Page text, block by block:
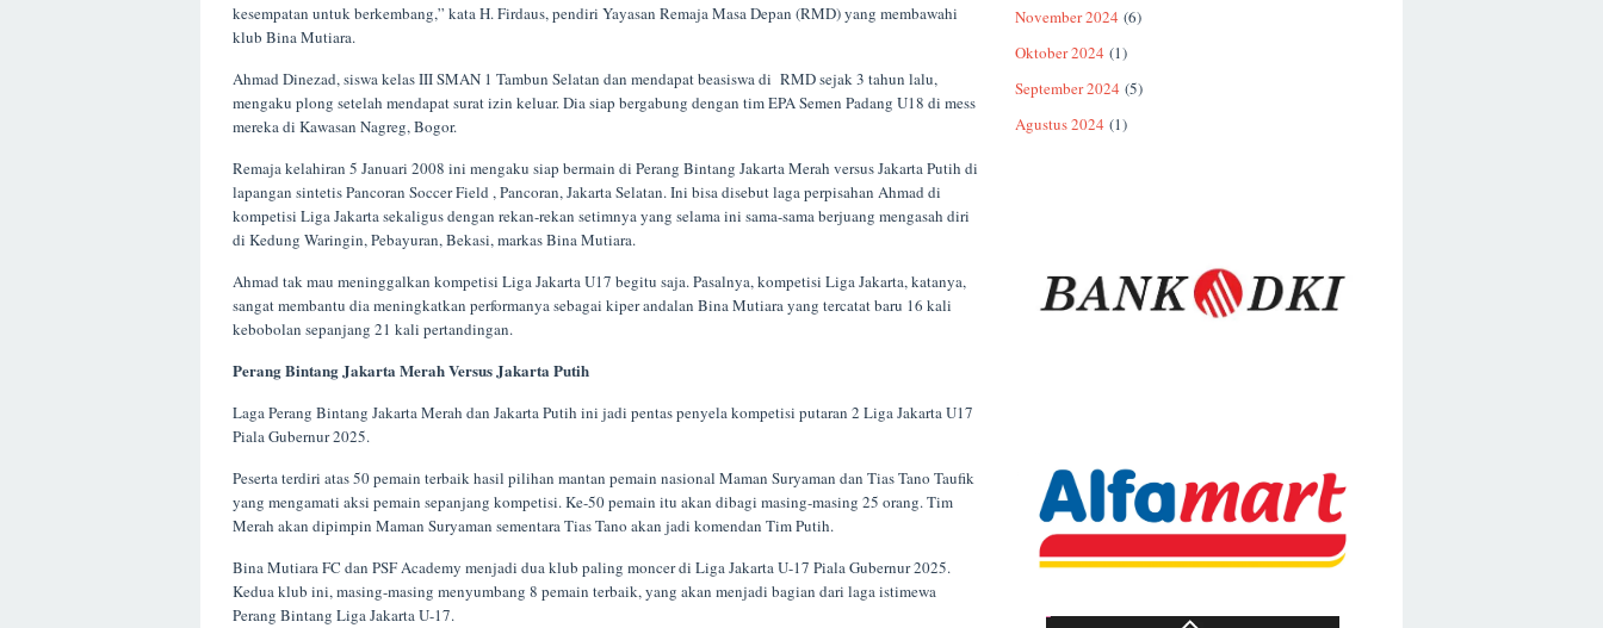
kesempatan untuk berkembang,” kata H. Firdaus, pendiri Yayasan Remaja Masa Depan (RMD) yang membawahi
klub Bina Mutiara.
Ahmad Dinezad, siswa kelas III SMAN 1 Tambun Selatan dan mendapat beasiswa di RMD sejak 3 tahun lalu,
mengaku plong setelah mendapat surat izin keluar. Dia siap bergabung dengan tim EPA Semen Padang U18 di mess
mereka di Kawasan Nagreg, Bogor.
Remaja kelahiran 5 Januari 2008 ini mengaku siap bermain di Perang Bintang Jakarta Merah versus Jakarta Putih di
lapangan sintetis Pancoran Soccer Field , Pancoran, Jakarta Selatan. Ini bisa disebut laga perpisahan Ahmad di
kompetisi Liga Jakarta sekaligus dengan rekan-rekan setimnya yang selama ini sama-sama berjuang mengasah diri
di Kedung Waringin, Pebayuran, Bekasi, markas Bina Mutiara.
Ahmad tak mau meninggalkan kompetisi Liga Jakarta U17 begitu saja. Pasalnya, kompetisi Liga Jakarta, katanya,
sangat membantu dia meningkatkan performanya sebagai kiper andalan Bina Mutiara yang tercatat baru 16 kali
kebobolan sepanjang 21 kali pertandingan.
Perang Bintang Jakarta Merah Versus Jakarta Putih
Laga Perang Bintang Jakarta Merah dan Jakarta Putih ini jadi pentas penyela kompetisi putaran 2 Liga Jakarta U17
Piala Gubernur 2025.
Peserta terdiri atas 50 pemain terbaik hasil pilihan mantan pemain nasional Maman Suryaman dan Tias Tano Taufik
yang mengamati aksi pemain sepanjang kompetisi. Ke-50 pemain itu akan dibagi masing-masing 25 orang. Tim
Merah akan dipimpin Maman Suryaman sementara Tias Tano akan jadi komendan Tim Putih.
Bina Mutiara FC dan PSF Academy menjadi dua klub paling moncer di Liga Jakarta U-17 Piala Gubernur 2025.
Kedua klub ini, masing-masing menyumbang 8 pemain terbaik, yang akan menjadi bagian dari laga istimewa
Perang Bintang Liga Jakarta U-17.
November 2024 (6)
Oktober 2024 (1)
September 2024 (5)
Agustus 2024 (1)